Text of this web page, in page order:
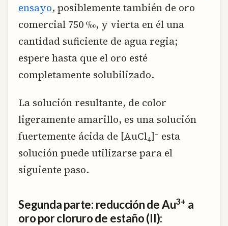
ensayo, posiblemente también de oro
comercial 750 ‰, y vierta en él una
cantidad suficiente de agua regia;
espere hasta que el oro esté
completamente solubilizado.
La solución resultante, de color
ligeramente amarillo, es una solución
fuertemente ácida de [AuCl4]– esta
solución puede utilizarse para el
siguiente paso.
Segunda parte: reducción de Au3+ a
oro por cloruro de estaño (II):